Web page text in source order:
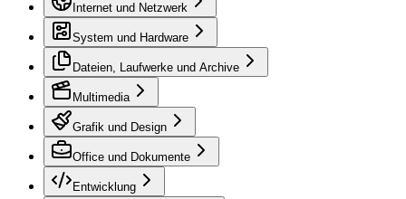
Internet und Netzwerk
System und Hardware
Dateien, Laufwerke und Archive
Multimedia
Grafik und Design
Office und Dokumente
Entwicklung